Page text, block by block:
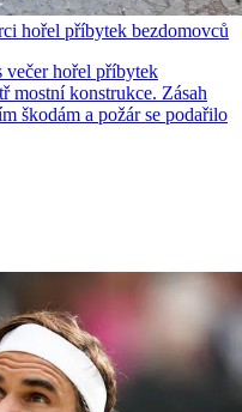
hořel příbytek bezdomovců
večer hořel příbytek
mostní konstrukce. Zásah
škodám a požár se podařilo